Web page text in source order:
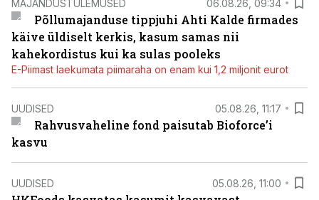
MAJANDUSTULEMUSED 06.08.26, 09:34
Põllumajanduse tippjuhi Ahti Kalde firmades
käive üldiselt kerkis, kasum samas nii
kahekordistus kui ka sulas pooleks
E-Piimast laekumata piimaraha on enam kui 1,2 miljonit eurot
UUDISED 05.08.26, 11:17
Rahvusvaheline fond paisutab Bioforce’i
kasvu
UUDISED 05.08.26, 11:00